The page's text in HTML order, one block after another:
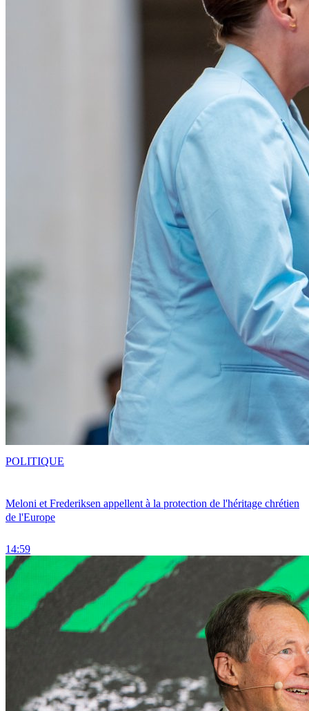
Meloni et Frederiksen appellent à la protection de l'héritage chrétien
de l'Europe
14:59
POLITIQUE